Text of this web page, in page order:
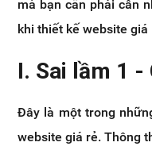
mà bạn cần phải cân
khi thiết kế website giá
I. Sai lầm 1
Đây là một trong
website giá rẻ. Thông